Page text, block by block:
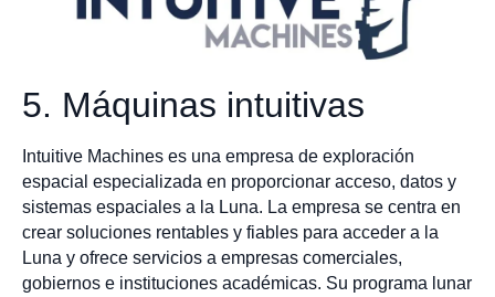
5. Máquinas intuitivas
Intuitive Machines es una empresa de exploración
espacial especializada en proporcionar acceso, datos y
sistemas espaciales a la Luna. La empresa se centra en
crear soluciones rentables y fiables para acceder a la
Luna y ofrece servicios a empresas comerciales,
gobiernos e instituciones académicas. Su programa lunar